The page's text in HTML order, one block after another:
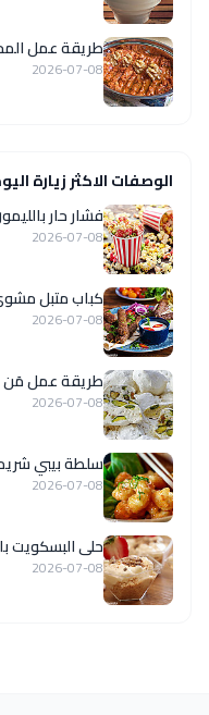
طريقة عمل
2026-07-08
الوصفات الاكثر زيارة
فشار حار
2026-07-08
كباب متبل
2026-07-08
طريقة عمل مَن
2026-07-08
سلطة بيبي
2026-07-08
حلى البسكويت
2026-07-08